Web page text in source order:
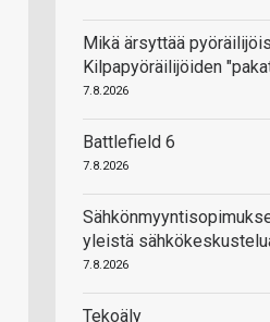
Mikä ärsyttää
Kilpapyöräilijöiden
7.8.2026
Battlefield 6
7.8.2026
yleistä
7.8.2026
Tekoäly